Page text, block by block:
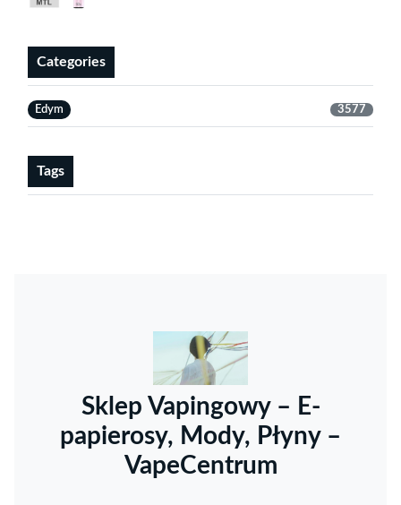
Categories
Edym 3577
Tags
Sklep Vapingowy – E-
papierosy, Mody, Płyny –
VapeCentrum